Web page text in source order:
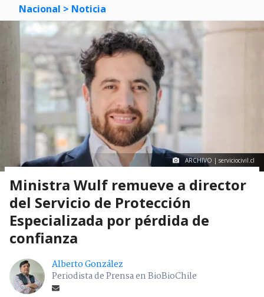
Nacional > Noticia
ARCHIVO | serviciocivil.cl
Ministra Wulf remueve a director
del Servicio de Protección
Especializada por pérdida de
confianza
Alberto González
Periodista de Prensa en BioBioChile